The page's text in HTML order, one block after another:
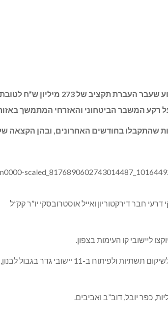
הקרן הקיימת לישראל אישרה
רקע המשבר הביטחוני והאזרחי המתמשך
האחרונים, ובהן הקצאה של 30 מיליון שקל לשיקום קיבוץ
דרעי חבר דירקטוריון ואייל אוסטרובסקי יו”ר קק”ל
עיקר התקציב, 115 מיליון שקל, מיועד
כפר יובל, דוב”ב ואביבים.